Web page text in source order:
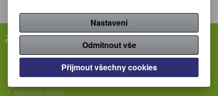
ZÁKAZNICKÝ SERVIS
Rychlá objednávka
Obchodní podmínky
Reklamační podmínky
Náhradní plnění
Nastavení
Odmítnout vše
Přijmout všechny cookies